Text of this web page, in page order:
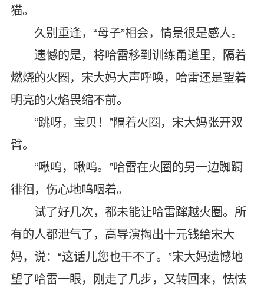
猫。
久别重逢，“母子”相会，情景很是感人。
遗憾的是，将哈雷移到训练甬道里，隔着
燃烧的火圈，宋大妈大声呼唤，哈雷还是望着
明亮的火焰畏缩不前。
“跳呀，宝贝！”隔着火圈，宋大妈张开双
臂。
“啾呜，啾呜。”哈雷在火圈的另一边踟蹰
徘徊，伤心地呜咽着。
试了好几次，都未能让哈雷蹿越火圈。所
有的人都泄气了，高导演掏出十元钱给宋大
妈，说：“这话儿您也干不了。”宋大妈遗憾地
望了哈雷一眼，刚走了几步，又转回来，怯怯